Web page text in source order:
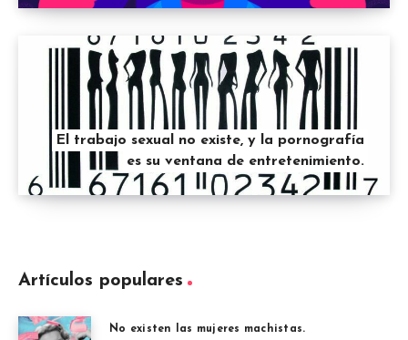
El trabajo sexual no existe, y la pornografía
es su ventana de entretenimiento.
Artículos populares
No existen las mujeres machistas.